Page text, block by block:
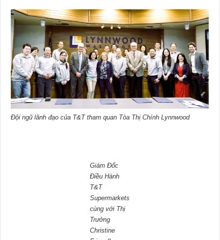
Đội ngũ lãnh đạo của T&T tham quan Tòa Thị Chính Lynnwood
Giám Đốc
Điều Hành
T&T
Supermarkets
cùng với Thị
Trưởng
Christine